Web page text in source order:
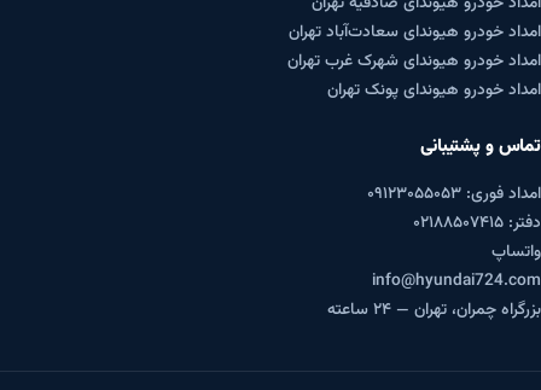
امداد خودرو هیوندای سعادت‌آباد تهران
امداد خودرو هیوندای شهرک غرب تهران
امداد خودرو هیوندای پونک تهران
تماس و پشتیبانی
امداد فوری: ۰۹۱۲۳۰۵۵۰۵۳
دفتر: ۰۲۱۸۸۵۰۷۴۱۵
واتساپ
info@hyundai724.com
بزرگراه چمران، تهران — ۲۴ ساعته